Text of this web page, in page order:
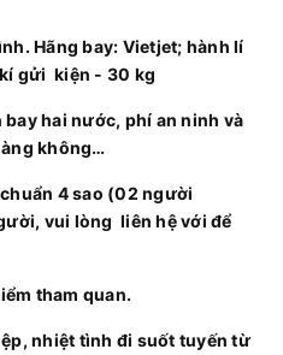
Hãng bay: Vietjet; hành lí
gửi kiện - 30 kg
hai nước, phí an ninh và
không…
4 sao (02 người
vui lòng liên hệ với để
tham quan.
nhiệt tình đi suốt tuyến từ